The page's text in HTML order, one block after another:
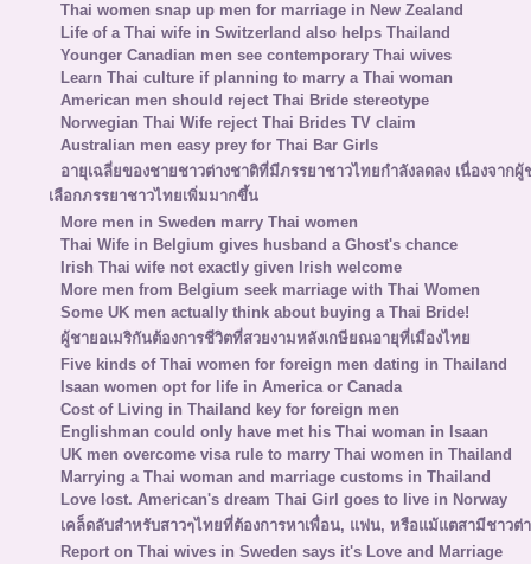
Thai women snap up men for marriage in New Zealand
Life of a Thai wife in Switzerland also helps Thailand
Younger Canadian men see contemporary Thai wives
Learn Thai culture if planning to marry a Thai woman
American men should reject Thai Bride stereotype
Norwegian Thai Wife reject Thai Brides TV claim
Australian men easy prey for Thai Bar Girls
อายุเฉลี่ยของชายชาวต่างชาติที่มีภรรยาชาวไทยกำลังลดลง เนื่องจาก
เลือกภรรยาชาวไทยเพิ่มมากขึ้น
More men in Sweden marry Thai women
Thai Wife in Belgium gives husband a Ghost's chance
Irish Thai wife not exactly given Irish welcome
More men from Belgium seek marriage with Thai Women
Some UK men actually think about buying a Thai Bride!
ผู้ชายอเมริกันต้องการชีวิตที่สวยงามหลังเกษียณอายุที่เมืองไทย
Five kinds of Thai women for foreign men dating in Thailand
Isaan women opt for life in America or Canada
Cost of Living in Thailand key for foreign men
Englishman could only have met his Thai woman in Isaan
UK men overcome visa rule to marry Thai women in Thailand
Marrying a Thai woman and marriage customs in Thailand
Love lost. American's dream Thai Girl goes to live in Norway
เคล็ดลับสำหรับสาวๆไทยที่ต้องการหาเพื่อน, แฟน, หรือแม้แตสามีชาวต่
Report on Thai wives in Sweden says it's Love and Marriage